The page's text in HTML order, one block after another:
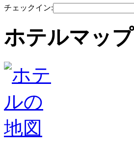
チェックイン:
ホテルマップ